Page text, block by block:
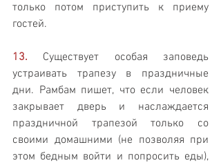
только потом приступить к приему
гостей.
13. Существует особая заповедь
устраивать трапезу в праздничные
дни. Рамбам пишет, что если человек
закрывает дверь и наслаждается
праздничной трапезой только со
своими домашними (не позволяя при
этом бедным войти и попросить еды),